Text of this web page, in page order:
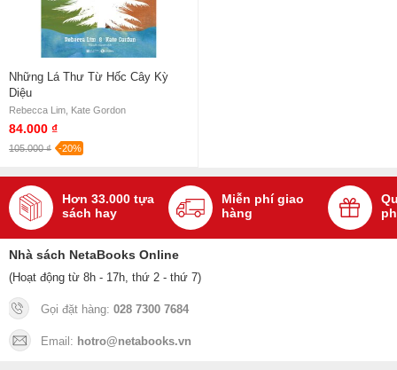
Những Lá Thư Từ Hốc Cây Kỳ
Diệu
Rebecca Lim, Kate Gordon
84.000 ₫
105.000 ₫ -20%
Hơn 33.000 tựa
sách hay
Miễn phí giao
hàng
Nhà sách NetaBooks Online
(Hoạt động từ 8h - 17h, thứ 2 - thứ 7)
Gọi đặt hàng: 028 7300 7684
Email: hotro@netabooks.vn